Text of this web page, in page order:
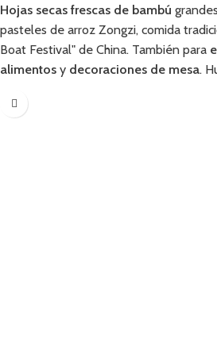
Hojas secas frescas de bambú
pasteles de arroz Zongzi, comida
Boat Festival" de China. También para
alimentos y decoraciones de mesa.